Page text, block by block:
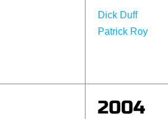
Dick Duff
Patrick Roy
2004